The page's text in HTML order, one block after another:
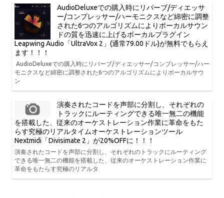
AudioDeluxeでの購入時にリバーブ/ディエッサ
ー/コンプレッサー/ハーモニクスなど綿密に調整
された6つのアルゴリズムによりボーカルサウン
ドの質を迅速に上げるボーカルプラグイン
Leapwing Audio「UltraVox 2」(通常79.00ドル)が無料でもらえ
ます！！！
AudioDeluxeでの購入時にリバーブ/ディエッサー/コンプレッサー/ハー
モニクスなど綿密に調整された6つのアルゴリズムによりボーカルサウ
ン
演奏されたコードを声部に分割し、それぞれの
トラックにルーティングできる唯一無二の機能
を搭載した、従来のオーケストレーション作業に革命をもた
らす究極のリアルタイムオーケストレーションツール
Nextmidi「Divisimate 2」が20%OFFに！！！
演奏されたコードを声部に分割し、それぞれのトラックにルーティング
できる唯一無二の機能を搭載した、従来のオーケストレーション作業に
革命をもたらす究極のリアルタ